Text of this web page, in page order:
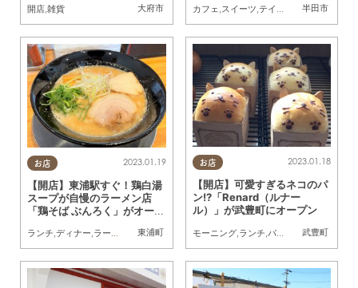
大府市
開店,雑貨 半田市
カフェ,スイーツ,テイクアウト ,開店
お店
東浦町
2023.01.19
【開店】東浦駅すぐ！鶏白湯
スープが自慢のラーメン店
「鶏そば ぶんろく」がオープ
ランチ,ディナー,ラーメン 開店,おひとりさま,友人
お店
武豊町
2023.01.18
【開店】可愛すぎるネコのパ
ン!?「Renard（ルナー
ル）」が武豊町にオープン
モーニング, ランチ パン カフェ,スイーツ